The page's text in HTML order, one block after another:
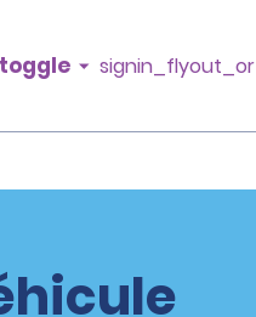
signin_flyout_or